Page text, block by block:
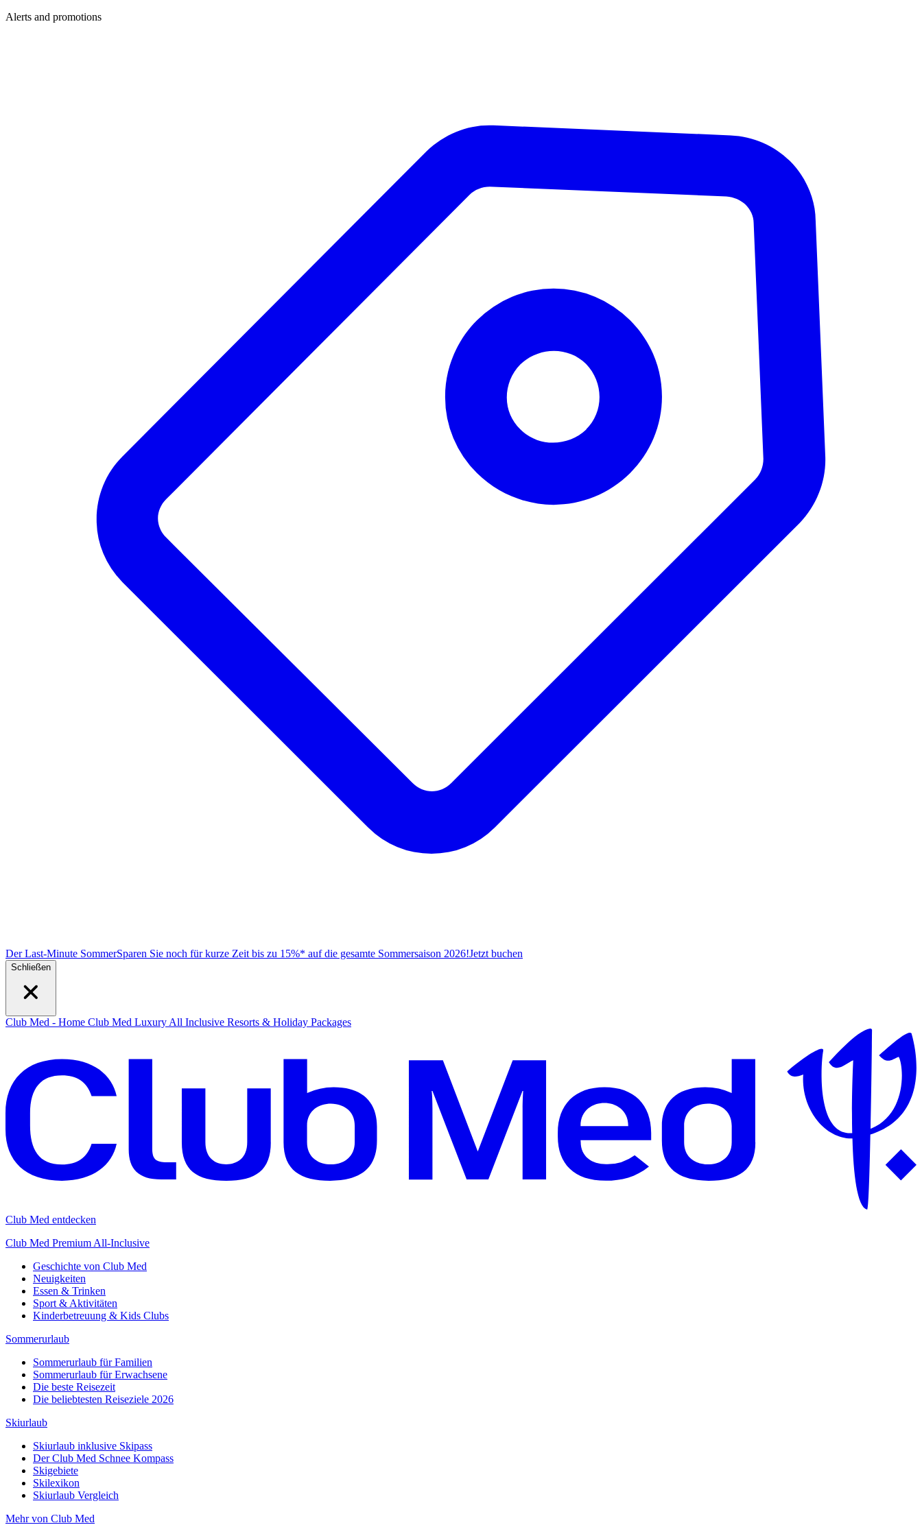
Alerts and promotions
Der Last-Minute SommerSparen Sie noch für kurze Zeit bis zu 15%* auf die gesamte Sommersaison 2026!Jetzt buchen
Schließen
Club Med - Home Club Med Luxury All Inclusive Resorts & Holiday Packages
Club Med entdecken
Club Med Premium All-Inclusive
Geschichte von Club Med
Neuigkeiten
Essen & Trinken
Sport & Aktivitäten
Kinderbetreuung & Kids Clubs
Sommerurlaub
Sommerurlaub für Familien
Sommerurlaub für Erwachsene
Die beste Reisezeit
Die beliebtesten Reiseziele 2026
Skiurlaub
Skiurlaub inklusive Skipass
Der Club Med Schnee Kompass
Skigebiete
Skilexikon
Skiurlaub Vergleich
Mehr von Club Med